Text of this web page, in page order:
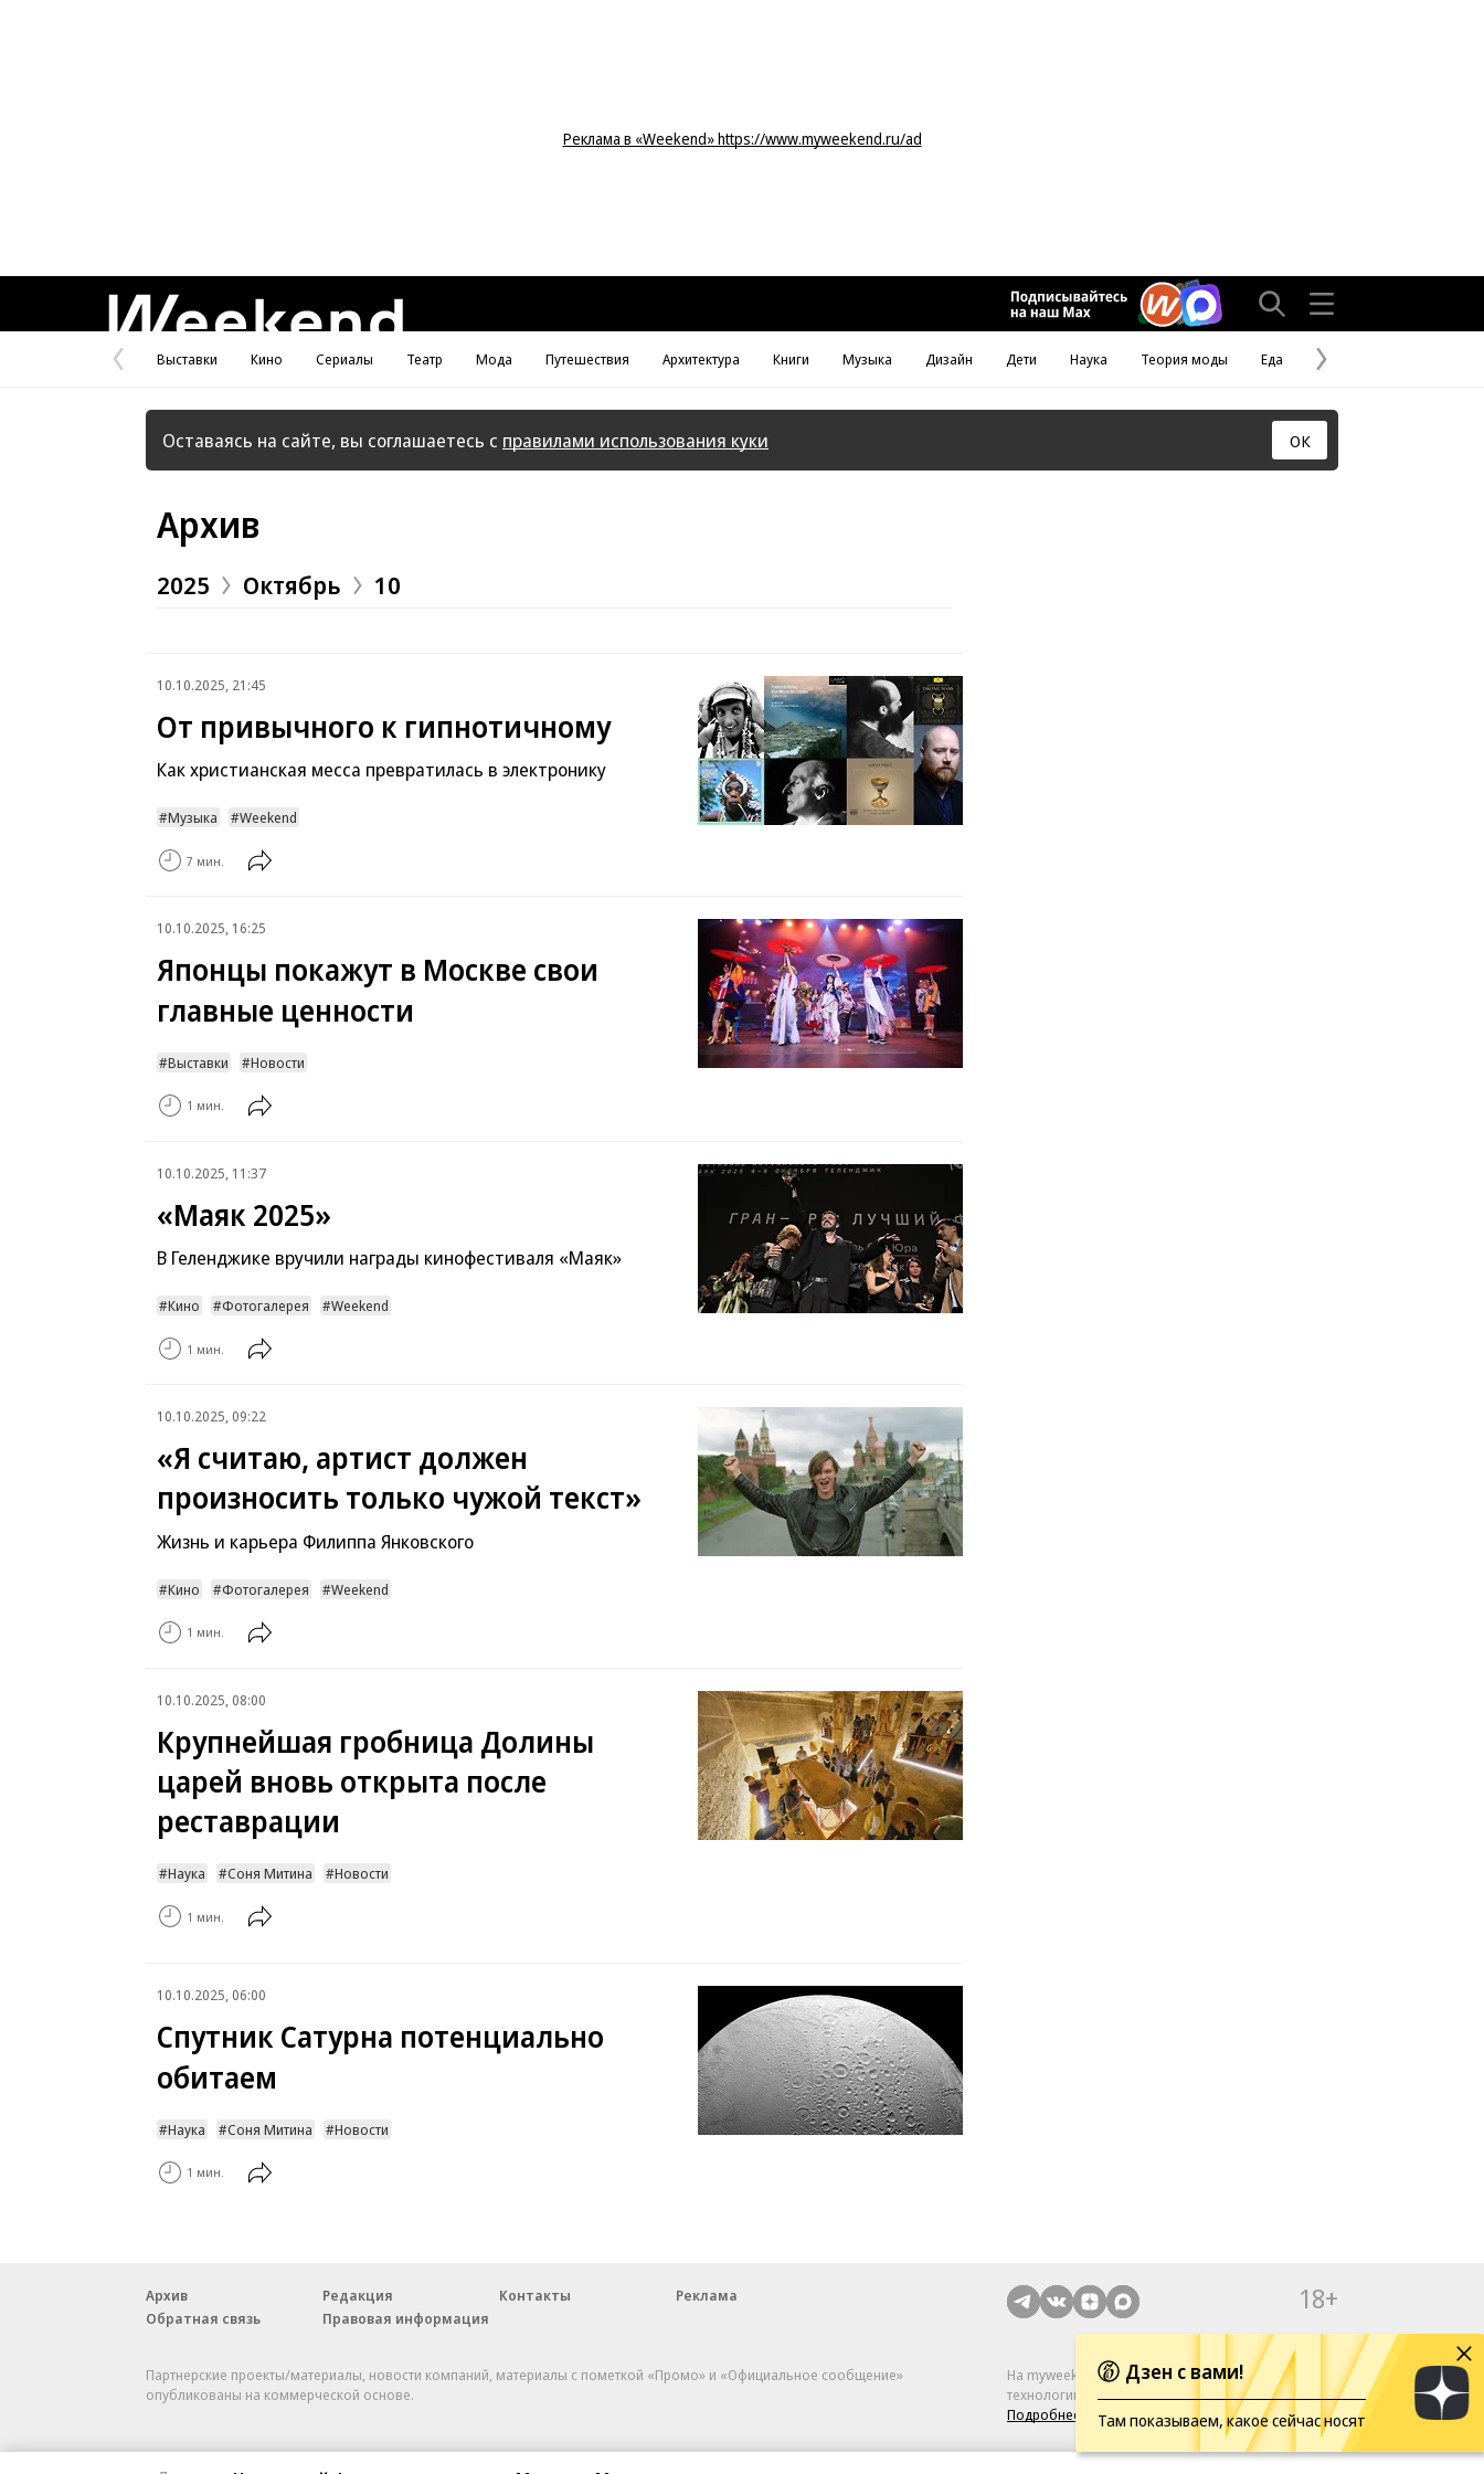
Реклама в «Weekend» https://www.myweekend.ru/ad
Предыдущая
страница
Выставки Кино Сериалы Театр Мода Путешествия Архитектура Книги Музыка Дизайн Дети Наука Теория моды Еда
Следующая
страница
Оставаясь на сайте, вы соглашаетесь с правилами использования куки ОК
Архив
2025 Октябрь 10
10.10.2025, 21:45
От привычного к гипнотичному
Как христианская месса превратилась в электронику
Музыка Weekend
7 мин.
10.10.2025, 16:25
Японцы покажут в Москве свои
главные ценности
Выставки Новости
1 мин.
10.10.2025, 11:37
«Маяк 2025»
В Геленджике вручили награды кинофестиваля «Маяк»
Кино Фотогалерея Weekend
1 мин.
10.10.2025, 09:22
«Я считаю, артист должен
произносить только чужой текст»
Жизнь и карьера Филиппа Янковского
Кино Фотогалерея Weekend
1 мин.
10.10.2025, 08:00
Крупнейшая гробница Долины
царей вновь открыта после
реставрации
Наука Соня Митина Новости
1 мин.
10.10.2025, 06:00
Спутник Сатурна потенциально
обитаем
Наука Соня Митина Новости
1 мин.
Архив Редакция Контакты
Реклама
Обратная связь
Правовая информация
18+
Партнерские проекты/материалы, новости компаний, материалы с пометкой «Промо» и «Официальное сообщение»
опубликованы на коммерческой основе.
На myweekend.ru применяются рекомендательные
технологии.
Подробнее
Дзен с вами!
Там показываем, какое сейчас носят